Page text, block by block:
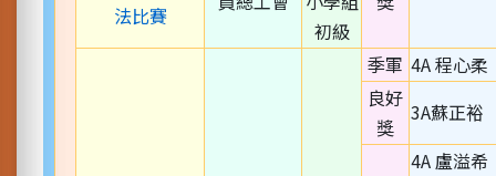
法比賽
初級
季軍 4A 程心柔
良好
獎
3A蘇正裕
4A 盧溢希